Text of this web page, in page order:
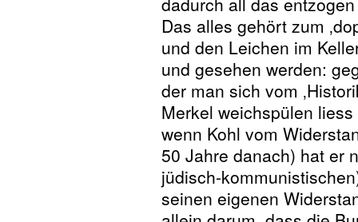
Das alles gehört zum
und den Leichen im
und gesehen werden:
der man sich vom
Merkel weichspülen
wenn Kohl vom
50 Jahre danach) hat er
jüdisch-
seinen eigenen